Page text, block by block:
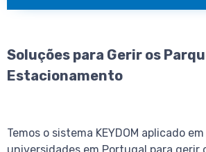
Soluções para Gerir os
Estacionamento
Temos o sistema KEYDOM aplicado